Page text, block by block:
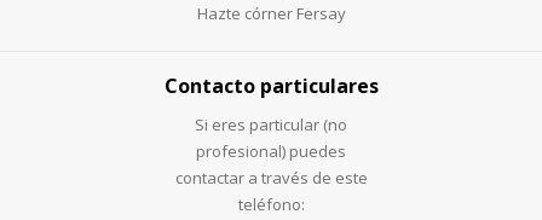
Hazte córner Fersay
Contacto particulares
Si eres particular (no
profesional) puedes
contactar a través de este
teléfono: